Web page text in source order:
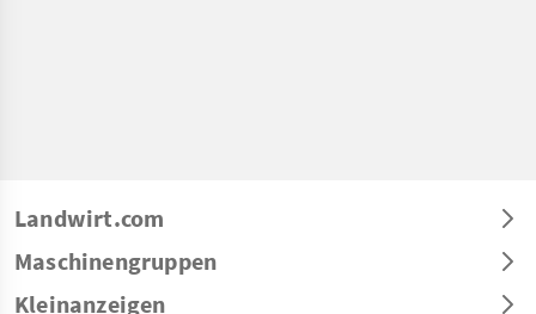
Landwirt.com
Maschinengruppen
Kleinanzeigen